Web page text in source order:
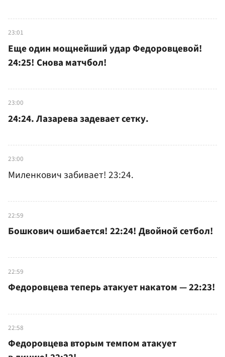
23:01
Еще один мощнейший удар Федоровцевой!
24:25! Снова матчбол!
23:00
24:24. Лазарева задевает сетку.
23:00
Миленкович забивает! 23:24.
22:59
Бошкович ошибается! 22:24! Двойной сетбол!
22:59
Федоровцева теперь атакует накатом — 22:23!
22:58
Федоровцева вторым темпом атакует